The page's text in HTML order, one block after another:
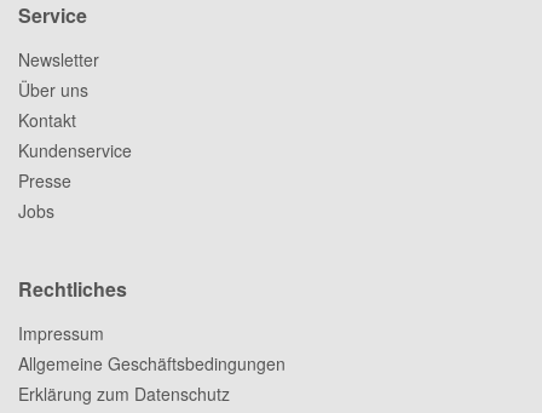
Service
Newsletter
Über uns
Kontakt
Kundenservice
Presse
Jobs
Rechtliches
Impressum
Allgemeine Geschäftsbedingungen
Erklärung zum Datenschutz